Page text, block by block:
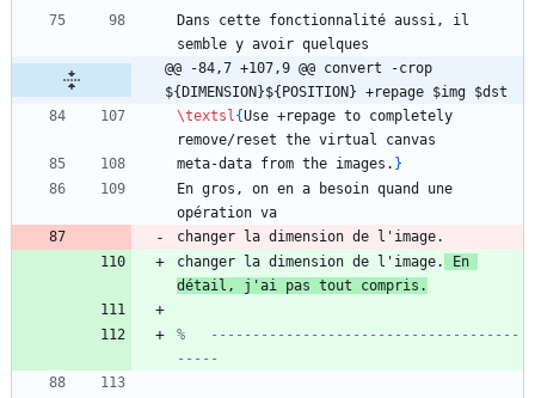
Dans cette fonctionnalité aussi, il
@@ -84,7 +107,9 @@ convert -crop
${DIMENSION}${POSITION} +repage $img $dst
\textsl{Use +repage to completely
meta-data from the images. }
En gros, on en a besoin quand une
changer la dimension de l'image.
En
détail, j'ai pas tout compris.
%	-------------------------------------